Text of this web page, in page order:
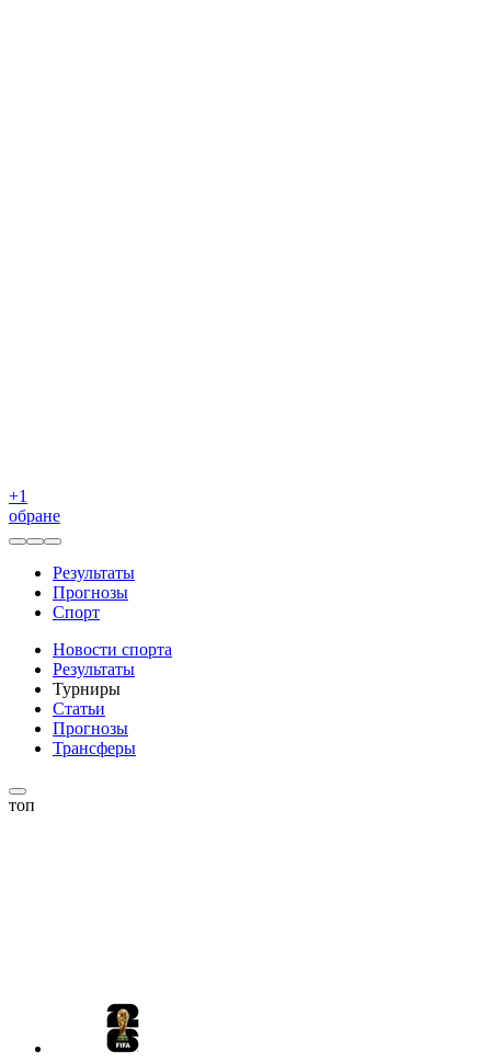
+1
обране
Результаты
Прогнозы
Спорт
Новости спорта
Результаты
Турниры
Статьи
Прогнозы
Трансферы
топ